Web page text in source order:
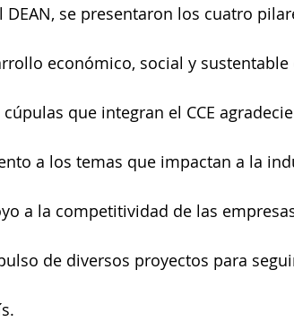
DEAN, se presentaron los cuatro
económico, social y
que integran el CCE
a los temas que impactan a la
a la competitividad de las
de diversos proyectos para